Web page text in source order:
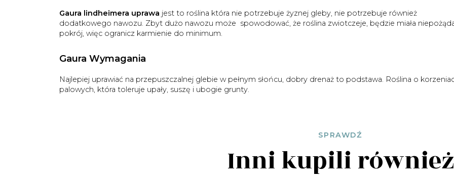
Gaura lindheimera uprawa jest to roślina która nie potrzebuje żyznej gleby, nie potrzebuje również
dodatkowego nawozu. Zbyt dużo nawozu może spowodować, że roślina zwiotczeje, będzie miała
pokrój, więc ogranicz karmienie do minimum.
Gaura Wymagania
Najlepiej uprawiać na przepuszczalnej glebie w pełnym słońcu, dobry drenaż to podstawa. Roślina o
palowych, która toleruje upały, suszę i ubogie grunty.
SPRAWDŹ
Inni kupili również